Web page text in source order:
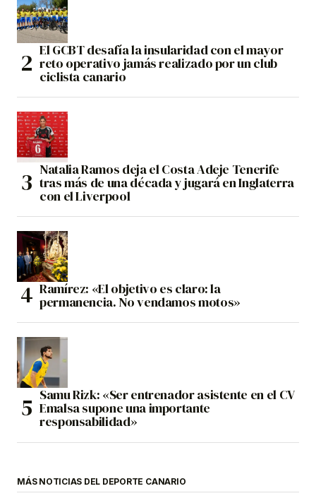
El GCBT desafía la insularidad con el mayor
reto operativo jamás realizado por un club
ciclista canario
Natalia Ramos deja el Costa Adeje Tenerife
tras más de una década y jugará en Inglaterra
con el Liverpool
Ramírez: «El objetivo es claro: la
permanencia. No vendamos motos»
Samu Rizk: «Ser entrenador asistente en el CV
Emalsa supone una importante
responsabilidad»
MÁS NOTICIAS DEL DEPORTE CANARIO